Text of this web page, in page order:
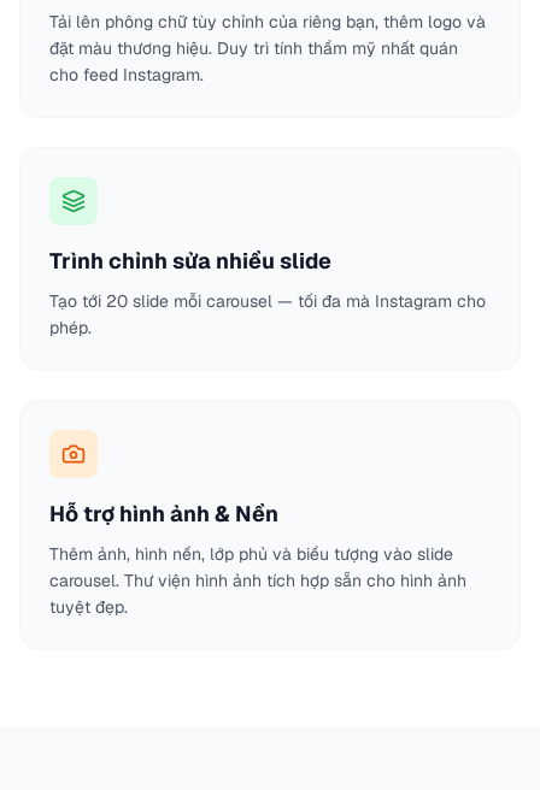
Tải lên phông chữ tùy chỉnh của riêng bạn, thêm logo và
đặt màu thương hiệu. Duy trì tính thẩm mỹ nhất quán
cho feed Instagram.
Trình chỉnh sửa nhiều slide
Tạo tới 20 slide mỗi carousel — tối đa mà Instagram cho
phép.
Hỗ trợ hình ảnh & Nền
Thêm ảnh, hình nền, lớp phủ và biểu tượng vào slide
carousel. Thư viện hình ảnh tích hợp sẵn cho hình ảnh
tuyệt đẹp.